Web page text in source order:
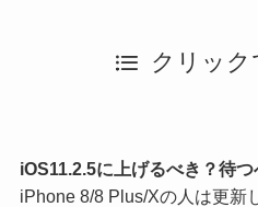
クリック
iOS11.2.5に上げるべき？待つ
iPhone 8/8 Plus/Xの人は更新